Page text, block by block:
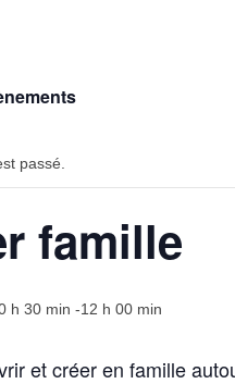
passé.
famille
h 30 min -12 h 00 min
et créer en famille